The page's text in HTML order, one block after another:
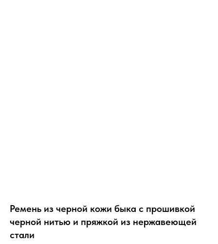
Ремень из черной кожи быка с прошивкой
черной нитью и пряжкой из нержавеющей
стали